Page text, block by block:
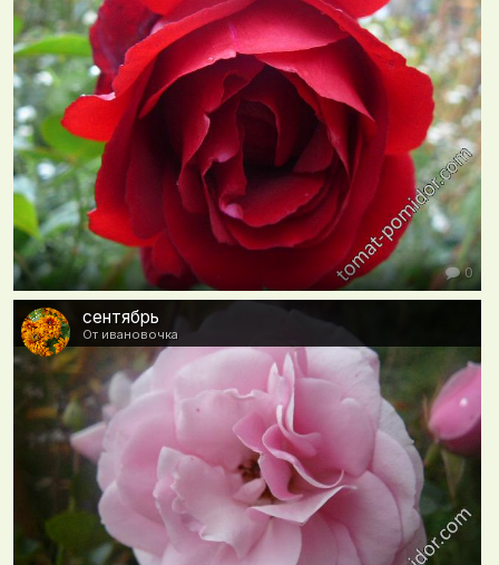
0
сентябрь
От ивановочка